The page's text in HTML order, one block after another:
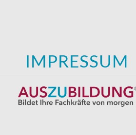
IMPRESSUM